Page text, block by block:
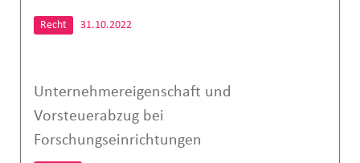
Recht 31.10.2022
Unternehmereigenschaft und
Vorsteuerabzug bei
Forschungseinrichtungen